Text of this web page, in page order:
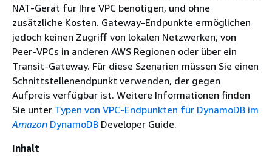
NAT-Gerät für Ihre VPC benötigen, und ohne
zusätzliche Kosten. Gateway-Endpunkte ermöglichen
jedoch keinen Zugriff von lokalen Netzwerken, von
Peer-VPCs in anderen AWS Regionen oder über ein
Transit-Gateway. Für diese Szenarien müssen Sie einen
Schnittstellenendpunkt verwenden, der gegen
Aufpreis verfügbar ist. Weitere Informationen finden
Sie unter Typen von VPC-Endpunkten für DynamoDB im
Amazon DynamoDB Developer Guide.
Inhalt